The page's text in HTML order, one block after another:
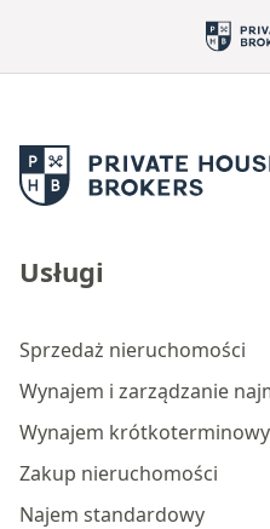
Usługi
Sprzedaż nieruchomości
Wynajem i zarządzanie
Wynajem krótkoterminowy
Zakup nieruchomości
Najem standardowy